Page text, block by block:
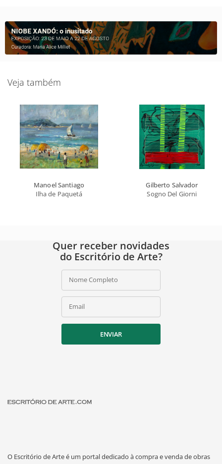
Veja também
Manoel Santiago
Ilha de Paquetá
Gilberto Salvador
Sogno Del Giorni
Quer receber novidades
do Escritório de Arte?
Nome Completo
Email
ENVIAR
O Escritório de Arte é um portal dedicado à compra e venda de obras